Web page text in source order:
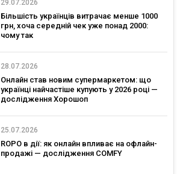
29.07.2026
Більшість українців витрачає менше 1000
грн, хоча середній чек уже понад 2000:
чому так
28.07.2026
Онлайн став новим супермаркетом: що
українці найчастіше купують у 2026 році —
дослідження Хорошоп
25.07.2026
ROPO в дії: як онлайн впливає на офлайн-
продажі — дослідження COMFY